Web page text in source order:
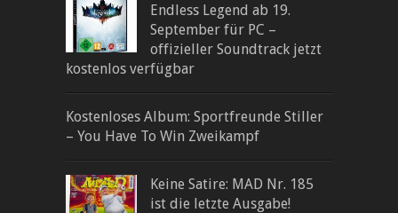
Endless Legend ab 19.
September für PC –
offizieller Soundtrack jetzt
kostenlos verfügbar
Kostenloses Album: Sportfreunde Stiller
– You Have To Win Zweikampf
Keine Satire: MAD Nr. 185
ist die letzte Ausgabe!